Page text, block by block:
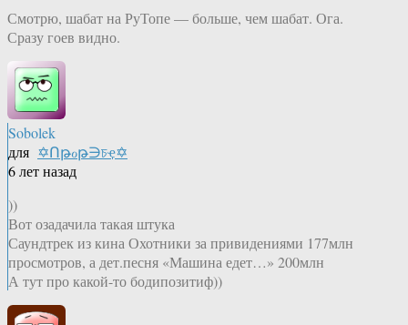
Смотрю, шабат на РуТопе — больше, чем шабат. Ога.
Сразу гоев видно.
Sobolek
для ✡Ոթℴթ∋চҿ✡
6 лет назад
))
Вот озадачила такая штука
Саундтрек из кина Охотники за привидениями 177млн
просмотров, а дет.песня «Машина едет…» 200млн
А тут про какой-то бодипозитиф))